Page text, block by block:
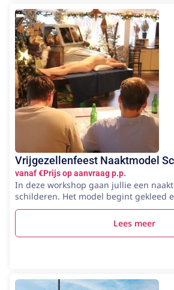
Vrijgezellenfeest Naaktmodel
vanaf €Prijs op aanvraag p.p.
In deze workshop gaan jullie een
schilderen. Het model begint gekleed
Lees meer